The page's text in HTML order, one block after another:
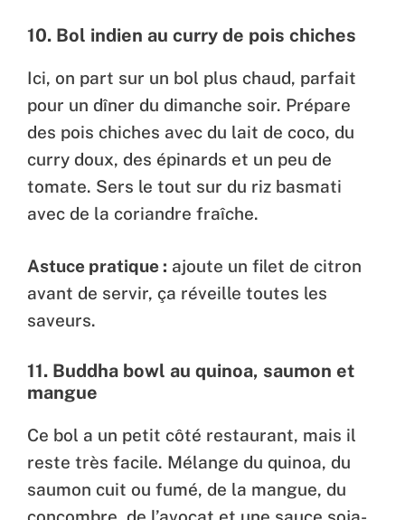
10. Bol indien au curry de pois chiches
Ici, on part sur un bol plus chaud, parfait
pour un dîner du dimanche soir. Prépare
des pois chiches avec du lait de coco, du
curry doux, des épinards et un peu de
tomate. Sers le tout sur du riz basmati
avec de la coriandre fraîche.
Astuce pratique : ajoute un filet de citron
avant de servir, ça réveille toutes les
saveurs.
11. Buddha bowl au quinoa, saumon et
mangue
Ce bol a un petit côté restaurant, mais il
reste très facile. Mélange du quinoa, du
saumon cuit ou fumé, de la mangue, du